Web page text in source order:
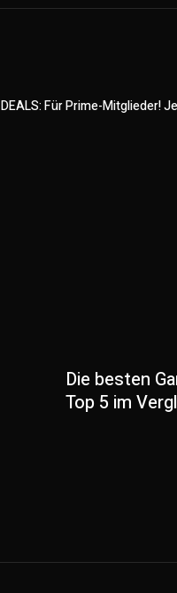
DEALS: Für Prime-Mitglieder!
Die besten
Top 5 im